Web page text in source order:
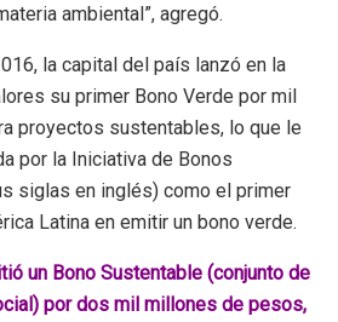
ambiental”, agregó.
la capital del país lanzó en la
su primer Bono Verde por mil
proyectos sustentables, lo que le
por la Iniciativa de Bonos
siglas en inglés) como el primer
Latina en emitir un bono verde.
un Bono Sustentable (conjunto de
por dos mil millones de pesos,